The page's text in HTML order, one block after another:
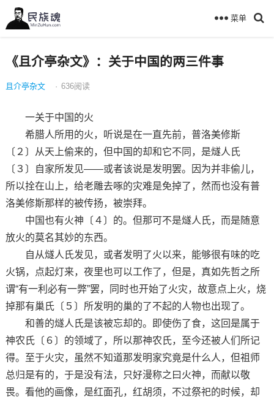
菜单
《且介亭杂文》：关于中国的两三件事
且介亭杂文 · 636阅读
一关于中国的火
希腊人所用的火，听说是在一直先前，普洛美修斯
〔２〕从天上偷来的，但中国的却和它不同，是燧人氏
〔３〕自家所发见——或者该说是发明罢。因为并非偷儿，
所以拴在山上，给老雕去啄的灾难是免掉了，然而也没有普
洛美修斯那样的被传扬，被崇拜。
中国也有火神〔４〕的。但那可不是燧人氏，而是随意
放火的莫名其妙的东西。
自从燧人氏发见，或者发明了火以来，能够很有味的吃
火锅，点起灯来，夜里也可以工作了，但是，真如先哲之所
谓“有一利必有一弊”罢，同时也开始了火灾，故意点上火，烧
掉那有巢氏〔５〕所发明的巢的了不起的人物也出现了。
和善的燧人氏是该被忘却的。即使伤了食，这回是属于
神农氏〔６〕的领域了，所以那神农氏，至今还被人们所记
得。至于火灾，虽然不知道那发明家究竟是什么人，但祖师
总归是有的，于是没有法，只好漫称之曰火神，而献以敬
畏。看他的画像，是红面孔，红胡须，不过祭祀的时候，却